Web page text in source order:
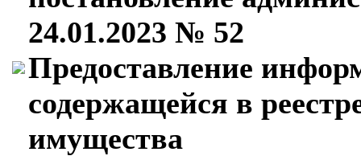
24.01.2023 № 52
Предоставление
содержащейся в
имущества